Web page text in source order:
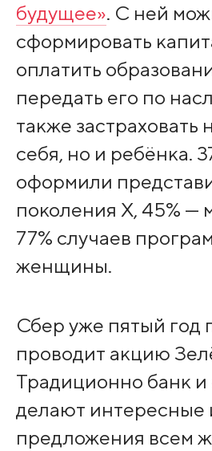
будущее». С ней
сформировать
оплатить
передать его по
также застраховать
себя, но и ребёнка.
оформили
поколения X, 45% —
77% случаев
женщины.
Сбер уже пятый год
проводит акцию
Традиционно банк
делают интересные
предложения всем